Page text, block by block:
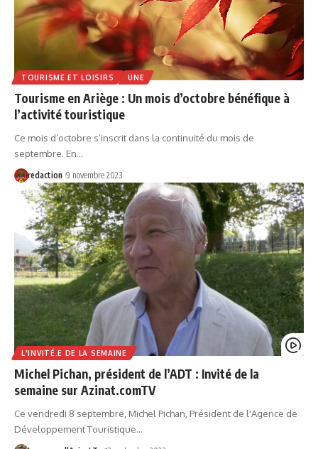
TOURISME ET LOISIRS UNE
Tourisme en Ariège : Un mois d’octobre bénéfique à
l’activité touristique
Ce mois d’octobre s’inscrit dans la continuité du mois de
septembre. En…
redaction 9 novembre 2023
L'INVITÉ.E DE LA SEMAINE
Michel Pichan, président de l’ADT : Invité de la
semaine sur Azinat.comTV
Ce vendredi 8 septembre, Michel Pichan, Président de l'Agence de
Développement Touristique…